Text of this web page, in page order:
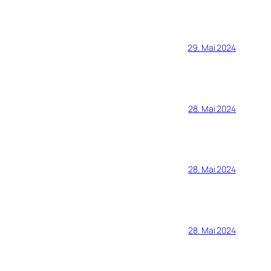
29. Mai 2024
28. Mai 2024
28. Mai 2024
28. Mai 2024